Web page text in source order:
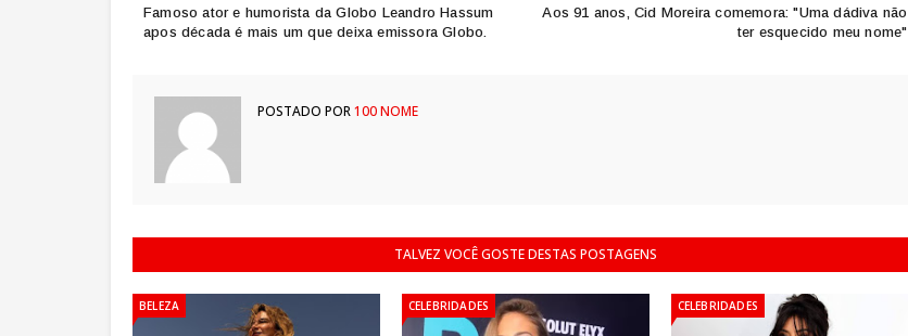
Aos 91 anos, Cid Moreira comemora: "Uma dádiva não
ter esquecido meu nome"
Famoso ator e humorista da Globo Leandro Hassum
apos década é mais um que deixa emissora Globo.
POSTADO POR100 NOME
TALVEZ VOCÊ GOSTE DESTAS POSTAGENS
BELEZA CELEBRIDADES CELEBRIDADES